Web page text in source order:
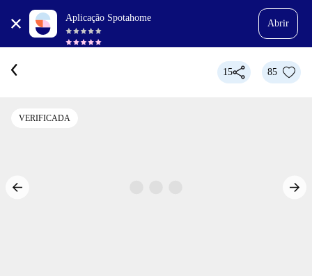
Aplicação Spotahome
Abrir
15 85
VERIFICADA